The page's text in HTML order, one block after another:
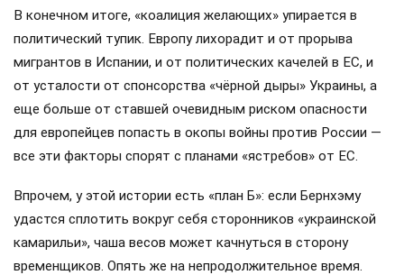
В конечном итоге, «коалиция желающих» упирается в
политический тупик. Европу лихорадит и от прорыва
мигрантов в Испании, и от политических качелей в ЕС, и
от усталости от спонсорства «чёрной дыры» Украины, а
еще больше от ставшей очевидным риском опасности
для европейцев попасть в окопы войны против России —
все эти факторы спорят с планами «ястребов» от ЕС.
Впрочем, у этой истории есть «план Б»: если Бернхэму
удастся сплотить вокруг себя сторонников «украинской
камарильи», чаша весов может качнуться в сторону
временщиков. Опять же на непродолжительное время.